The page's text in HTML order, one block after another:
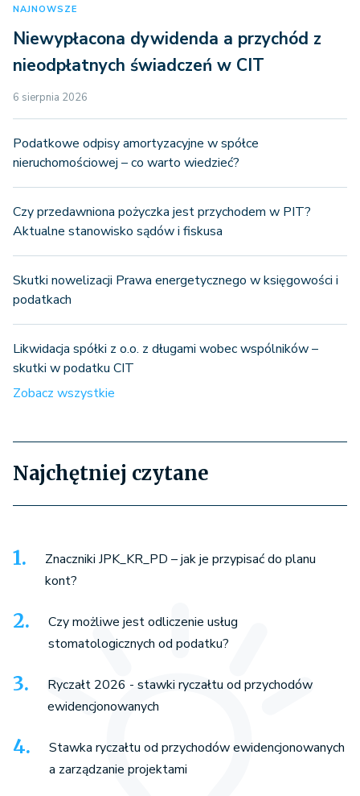
NAJNOWSZE
Niewypłacona dywidenda a przychód z
nieodpłatnych świadczeń w CIT
6 sierpnia 2026
Podatkowe odpisy amortyzacyjne w spółce
nieruchomościowej – co warto wiedzieć?
Czy przedawniona pożyczka jest przychodem w PIT?
Aktualne stanowisko sądów i fiskusa
Skutki nowelizacji Prawa energetycznego w księgowości i
podatkach
Likwidacja spółki z o.o. z długami wobec wspólników –
skutki w podatku CIT
Zobacz wszystkie
Najchętniej czytane
Znaczniki JPK_KR_PD – jak je przypisać do planu
kont?
Czy możliwe jest odliczenie usług
stomatologicznych od podatku?
Ryczałt 2026 - stawki ryczałtu od przychodów
ewidencjonowanych
Stawka ryczałtu od przychodów ewidencjonowanych
a zarządzanie projektami